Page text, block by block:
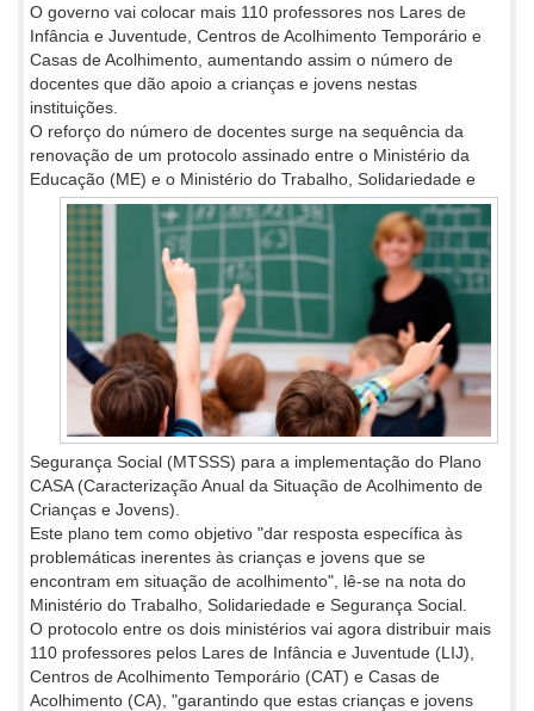
O governo vai colocar mais 110 professores nos Lares de
Infância e Juventude, Centros de Acolhimento Temporário e
Casas de Acolhimento, aumentando assim o número de
docentes que dão apoio a crianças e jovens nestas
instituições.
O reforço do número de docentes surge na sequência da
renovação de um protocolo assinado entre o Ministério da
Educação (ME) e o Ministério do Trabalho, Solidariedade e
Segurança Social (MTSSS) para a implementação do Plano
CASA (Caracterização Anual da Situação de Acolhimento de
Crianças e Jovens).
Este plano tem como objetivo "dar resposta específica às
problemáticas inerentes às crianças e jovens que se
encontram em situação de acolhimento", lê-se na nota do
Ministério do Trabalho, Solidariedade e Segurança Social.
O protocolo entre os dois ministérios vai agora distribuir mais
110 professores pelos Lares de Infância e Juventude (LIJ),
Centros de Acolhimento Temporário (CAT) e Casas de
Acolhimento (CA), "garantindo que estas crianças e jovens